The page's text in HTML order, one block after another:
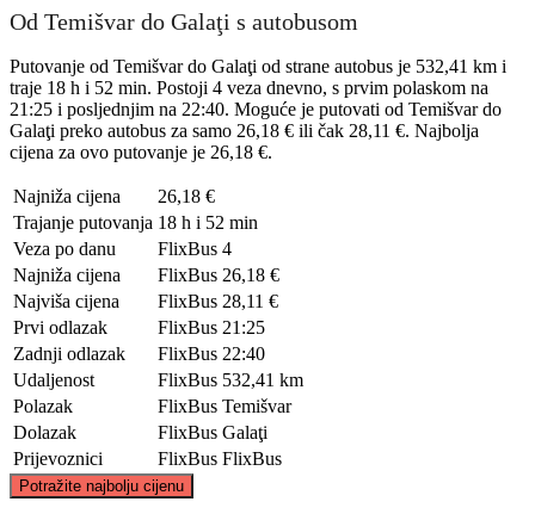
Od Temišvar do Galaţi s autobusom
Putovanje od Temišvar do Galaţi od strane autobus je 532,41 km i
traje 18 h i 52 min. Postoji 4 veza dnevno, s prvim polaskom na
21:25 i posljednjim na 22:40. Moguće je putovati od Temišvar do
Galaţi preko autobus za samo 26,18 € ili čak 28,11 €. Najbolja
cijena za ovo putovanje je 26,18 €.
Najniža cijena
26,18 €
Trajanje putovanja 18 h i 52 min
Veza po danu
FlixBus 4
Najniža cijena
FlixBus 26,18 €
Najviša cijena
FlixBus 28,11 €
Prvi odlazak
FlixBus 21:25
Zadnji odlazak
FlixBus 22:40
Udaljenost
FlixBus 532,41 km
Polazak
FlixBus Temišvar
Dolazak
FlixBus Galaţi
Prijevoznici
FlixBus FlixBus
Potražite najbolju cijenu
©